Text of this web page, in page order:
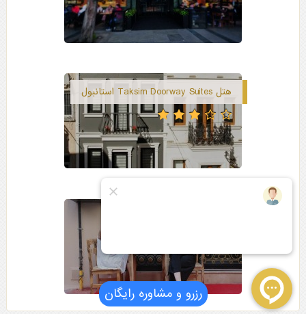
هتل Taksim Doorway Suites استانبول
رزرو و مشاوره رایگان